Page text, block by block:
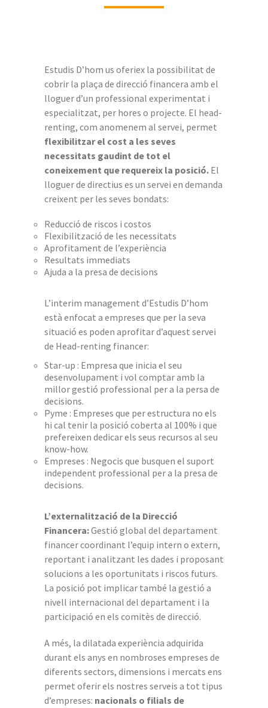
Estudis D’hom us oferiex la possibilitat de
cobrir la plaça de direcció financera amb el
lloguer d’un professional experimentat i
especialitzat, per hores o projecte. El head-
renting, com anomenem al servei, permet
flexibilitzar el cost a les seves
necessitats gaudint de tot el
coneixement que requereix la posició. El
lloguer de directius es un servei en demanda
creixent per les seves bondats:
Reducció de riscos i costos
Flexibilització de les necessitats
Aprofitament de l’experiència
Resultats immediats
Ajuda a la presa de decisions
L’interim management d’Estudis D’hom
està enfocat a empreses que per la seva
situació es poden aprofitar d’aquest servei
de Head-renting financer:
Star-up : Empresa que inicia el seu
desenvolupament i vol comptar amb la
millor gestió professional per a la persa de
decisions.
Pyme : Empreses que per estructura no els
hi cal tenir la posició coberta al 100% i que
prefereixen dedicar els seus recursos al seu
know-how.
Empreses : Negocis que busquen el suport
independent professional per a la presa de
decisions.
L’externalització de la Direcció
Financera:Gestió global del departament
financer coordinant l’equip intern o extern,
reportant i analitzant les dades i proposant
solucions a les oportunitats i riscos futurs.
La posició pot implicar també la gestió a
nivell internacional del departament i la
participació en els comitès de direcció.
A més, la dilatada experiència adquirida
durant els anys en nombroses empreses de
diferents sectors, dimensions i mercats ens
permet oferir els nostres serveis a tot tipus
d’empreses: nacionals o filials de